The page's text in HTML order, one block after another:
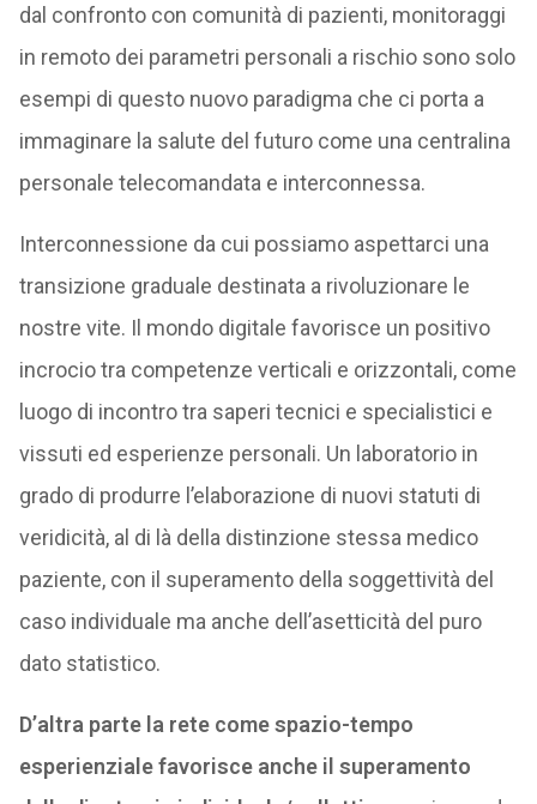
dal confronto con comunità di pazienti, monitoraggi
in remoto dei parametri personali a rischio sono solo
esempi di questo nuovo paradigma che ci porta a
immaginare la salute del futuro come una centralina
personale telecomandata e interconnessa.
Interconnessione da cui possiamo aspettarci una
transizione graduale destinata a rivoluzionare le
nostre vite. Il mondo digitale favorisce un positivo
incrocio tra competenze verticali e orizzontali, come
luogo di incontro tra saperi tecnici e specialistici e
vissuti ed esperienze personali. Un laboratorio in
grado di produrre l’elaborazione di nuovi statuti di
veridicità, al di là della distinzione stessa medico
paziente, con il superamento della soggettività del
caso individuale ma anche dell’asetticità del puro
dato statistico.
D’altra parte la rete come spazio-tempo
esperienziale favorisce anche il superamento